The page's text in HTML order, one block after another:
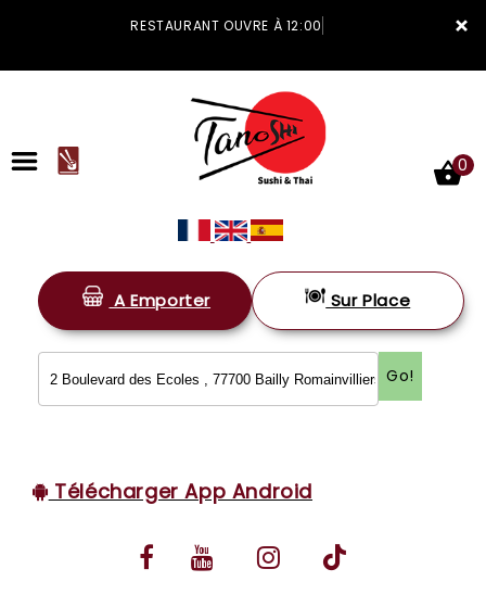
×
RESTAURANT OUVRE À 12:00
ACCUEIL
LA CARTE
VOS AVIS
MENTIONS LÉGALES
0
A Emporter Sur Place
Go!
Télécharger App Android